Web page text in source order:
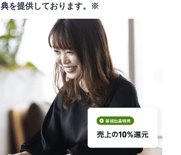
典を提供しております。※